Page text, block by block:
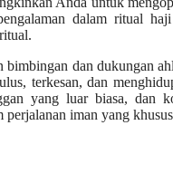
dalam ritual
dan dukungan
terkesan, dan
yang luar biasa, dan
perjalanan iman yang